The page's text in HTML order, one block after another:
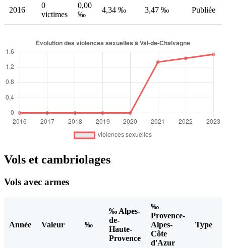
2016
0
victimes
0,00
‰
4,34 ‰ 3,47 ‰ Publiée
Vols et cambriolages
Vols avec armes
Année Valeur ‰
‰ Alpes-
de-
Haute-
Provence
‰
Provence-
Alpes-
Côte
d'Azur
Type